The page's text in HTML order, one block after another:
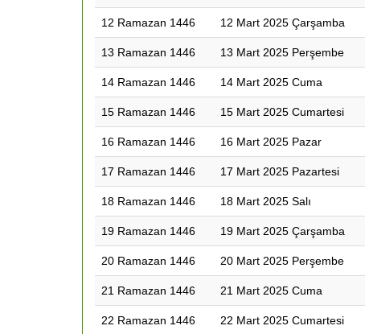
12 Ramazan 1446 12 Mart 2025 Çarşamba
13 Ramazan 1446 13 Mart 2025 Perşembe
14 Ramazan 1446 14 Mart 2025 Cuma
15 Ramazan 1446 15 Mart 2025 Cumartesi
16 Ramazan 1446 16 Mart 2025 Pazar
17 Ramazan 1446 17 Mart 2025 Pazartesi
18 Ramazan 1446 18 Mart 2025 Salı
19 Ramazan 1446 19 Mart 2025 Çarşamba
20 Ramazan 1446 20 Mart 2025 Perşembe
21 Ramazan 1446 21 Mart 2025 Cuma
22 Ramazan 1446 22 Mart 2025 Cumartesi